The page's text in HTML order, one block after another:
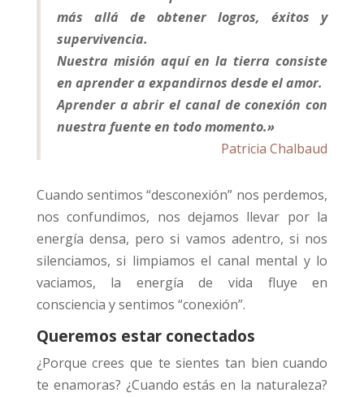
más allá de obtener logros, éxitos y
supervivencia.
Nuestra misión aquí en la tierra consiste
en aprender a expandirnos desde el amor.
Aprender a abrir el canal de conexión con
nuestra fuente en todo momento.»
Patricia Chalbaud
Cuando sentimos “desconexión” nos perdemos,
nos confundimos, nos dejamos llevar por la
energía densa, pero si vamos adentro, si nos
silenciamos, si limpiamos el canal mental y lo
vaciamos, la energía de vida fluye en
consciencia y sentimos “conexión”.
Queremos estar conectados
¿Porque crees que te sientes tan bien cuando
te enamoras? ¿Cuando estás en la naturaleza?